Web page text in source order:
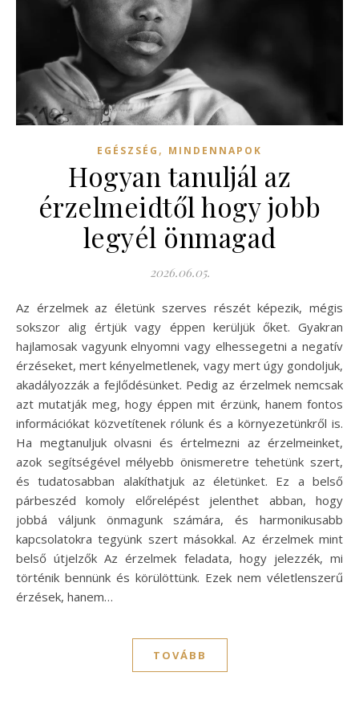
EGÉSZSÉG , MINDENNAPOK
Hogyan tanuljál az
érzelmeidtől hogy jobb
legyél önmagad
2026.06.05.
Az érzelmek az életünk szerves részét képezik, mégis
sokszor alig értjük vagy éppen kerüljük őket. Gyakran
hajlamosak vagyunk elnyomni vagy elhessegetni a negatív
érzéseket, mert kényelmetlenek, vagy mert úgy gondoljuk,
akadályozzák a fejlődésünket. Pedig az érzelmek nemcsak
azt mutatják meg, hogy éppen mit érzünk, hanem fontos
információkat közvetítenek rólunk és a környezetünkről is.
Ha megtanuljuk olvasni és értelmezni az érzelmeinket,
azok segítségével mélyebb önismeretre tehetünk szert,
és tudatosabban alakíthatjuk az életünket. Ez a belső
párbeszéd komoly előrelépést jelenthet abban, hogy
jobbá váljunk önmagunk számára, és harmonikusabb
kapcsolatokra tegyünk szert másokkal. Az érzelmek mint
belső útjelzők Az érzelmek feladata, hogy jelezzék, mi
történik bennünk és körülöttünk. Ezek nem véletlenszerű
érzések, hanem…
TOVÁBB